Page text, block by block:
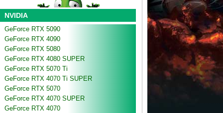
NVIDIA
GeForce RTX 5090
GeForce RTX 4090
GeForce RTX 5080
GeForce RTX 4080 SUPER
GeForce RTX 5070 Ti
GeForce RTX 4070 Ti SUPER
GeForce RTX 5070
GeForce RTX 4070 SUPER
GeForce RTX 4070